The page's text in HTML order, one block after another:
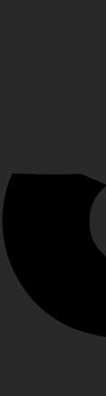
worden